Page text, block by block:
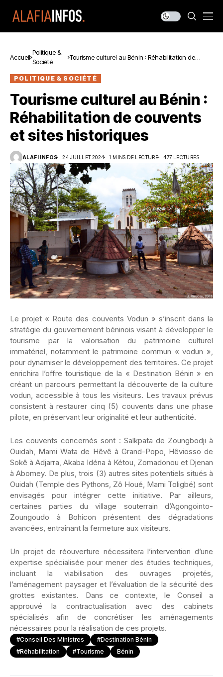
Accueil
Politique &
Société
Tourisme culturel au Bénin : Réhabilitation de
POLITIQUE & SOCIÉTÉ
Tourisme culturel au Bénin :
Réhabilitation de couvents
et sites historiques
ALAFI INFOS 24 JUILLET 2024 1 MINS DE LECTURE 477 LECTURES
Le projet « Route des couvents Vodun » s’inscrit dans la
stratégie du gouvernement béninois visant à développer le
tourisme par la valorisation du patrimoine culturel
immatériel, notamment le patrimoine commun « vodun »,
pour dynamiser le développement des territoires. Ce projet
enrichira l’offre touristique de la « Destination Bénin » en
créant un parcours permettant la découverte de la culture
vodun, accessible à tous les visiteurs. Les travaux prévus
consistent à restaurer cinq (5) couvents dans une phase
pilote, en préservant leur originalité et leur authenticité.
Les couvents concernés sont : Salkpata de Zoungbodji à
Ouidah, Mami Wata de Hêvê à Grand-Popo, Hêviosso de
Sokê à Adjarra, Akaba Idéna à Kétou, Zomadonou et Djenan
à Abomey. De plus, trois (3) autres sites potentiels situés à
Ouidah (Temple des Pythons, Zô Houé, Mami Toligbé) sont
envisagés pour intégrer cette initiative. Par ailleurs,
certaines parties du village souterrain d’Agongointo-
Zoungoudo à Bohicon présentent des dégradations
avancées, entraînant la fermeture aux visiteurs.
Un projet de réouverture nécessitera l’intervention d’une
expertise spécialisée pour mener des études techniques,
incluant la viabilisation des ouvrages projetés,
l’aménagement paysager et l’évaluation de la sécurité des
grottes existantes. Dans ce contexte, le Conseil a
approuvé la contractualisation avec des cabinets
spécialisés afin de concrétiser les aménagements
nécessaires pour la réalisation de ces projets.
#Conseil Des Ministres
#Destination Bénin
#Réhabilitation
#Tourisme Bénin